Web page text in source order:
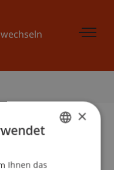
×
Ihnen das